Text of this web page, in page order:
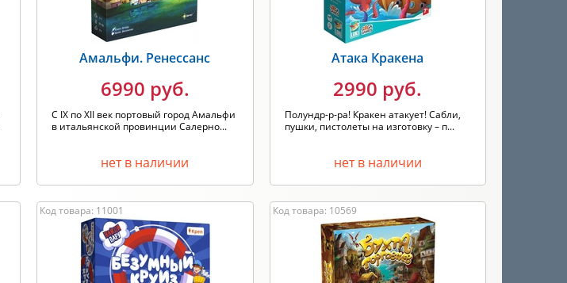
Амальфи. Ренессанс
6990 руб.
С IX по XII век портовый город Амальфи
в итальянской провинции Салерно...
нет в наличии
Атака Кракена
2990 руб.
Полундр-р-ра! Кракен атакует! Сабли,
пушки, пистолеты на изготовку – п...
нет в наличии
Код товара: 11001 Код товара: 10569